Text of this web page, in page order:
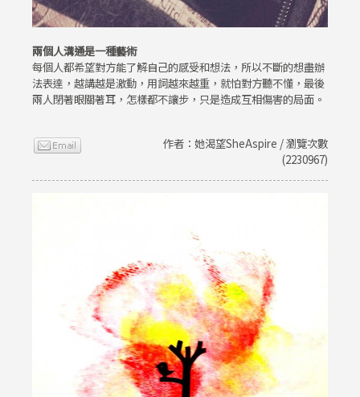
兩個人溝通是一種藝術
每個人都希望對方能了解自己的感受和想法，所以不斷的想盡辦
法表達，越講越是激動，用詞越來越重，就怕對方聽不懂，最後
兩人閉著眼關著耳，怎樣都不讓步，只是造成互相傷害的局面。
作者：她渴望SheAspire / 瀏覽次數
(2230967)